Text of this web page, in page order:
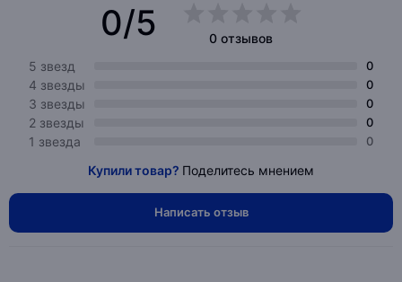
0/5
0 отзывов
5 звезд
0
4 звезды 0
3 звезды 0
2 звезды 0
1 звезда 0
Купили товар? Поделитесь мнением
Написать отзыв